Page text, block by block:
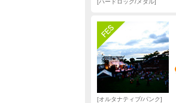
オルタナティブ/パンク